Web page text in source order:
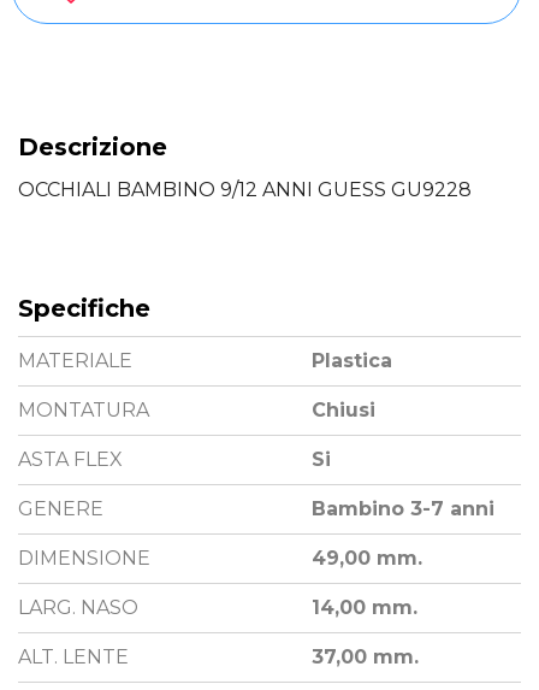
Descrizione
OCCHIALI BAMBINO 9/12 ANNI GUESS GU9228
Specifiche
MATERIALE Plastica
MONTATURA Chiusi
ASTA FLEX Si
GENERE Bambino 3-7 anni
DIMENSIONE 49,00 mm.
LARG. NASO 14,00 mm.
ALT. LENTE 37,00 mm.